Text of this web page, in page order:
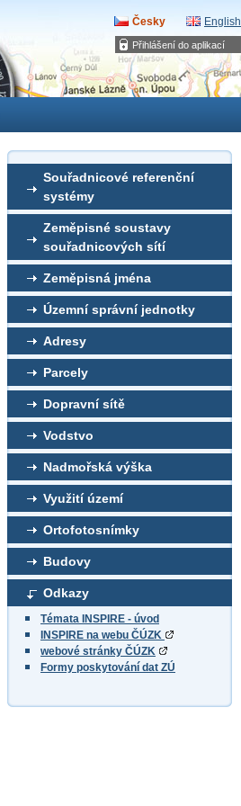
Přihlášení do aplikací
Česky English
Souřadnicové referenční
systémy
Zeměpisné soustavy
souřadnicových sítí
Zeměpisná jména
Územní správní jednotky
Adresy
Parcely
Dopravní sítě
Vodstvo
Nadmořská výška
Využití území
Ortofotosnímky
Budovy
Odkazy
Témata INSPIRE - úvod
INSPIRE na webu ČÚZK
webové stránky ČÚZK
Formy poskytování dat ZÚ